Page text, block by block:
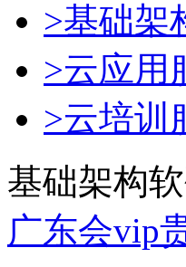
>基础架
>云应用
>云培训
基础架构
广东会vip